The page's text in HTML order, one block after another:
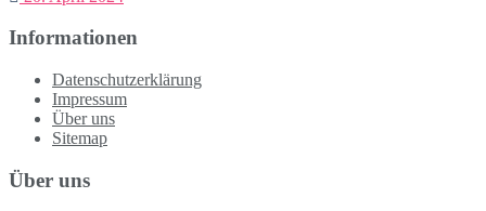
Informationen
Datenschutzerklärung
Impressum
Über uns
Sitemap
Über uns